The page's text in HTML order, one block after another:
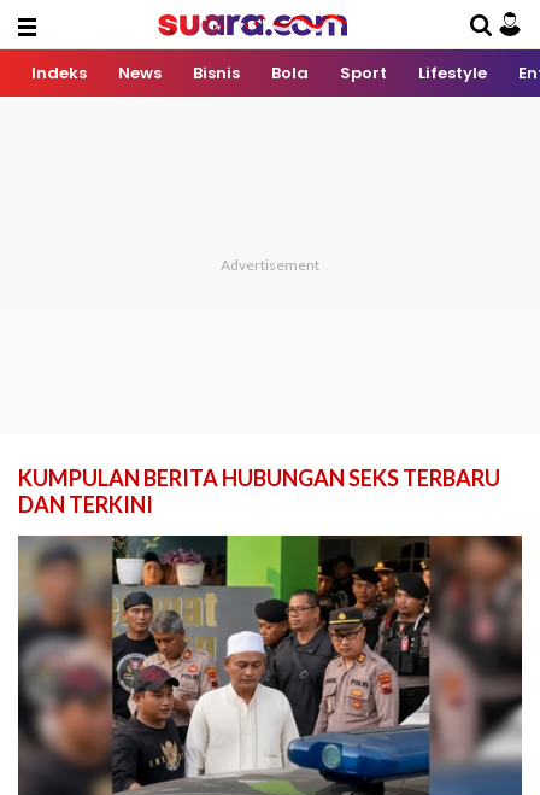
Indeks News Bisnis Bola Sport Lifestyle
KUMPULAN BERITA HUBUNGAN SEKS TERBARU
DAN TERKINI